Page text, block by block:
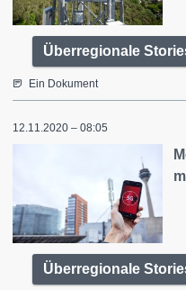
Überregionale
Ein Dokument
12.11.2020 – 08:05
Überregionale